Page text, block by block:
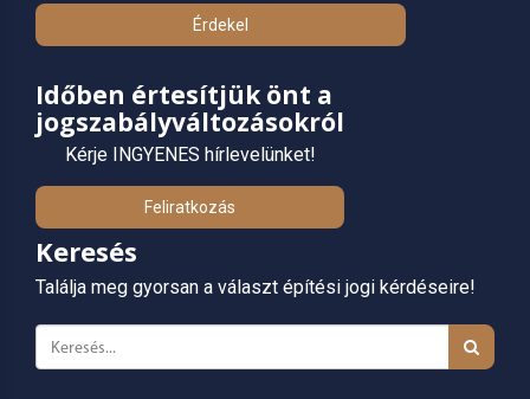
Érdekel
Időben értesítjük önt a
jogszabályváltozásokról
Kérje INGYENES hírlevelünket!
Feliratkozás
Keresés
Találja meg gyorsan a választ építési jogi kérdéseire!